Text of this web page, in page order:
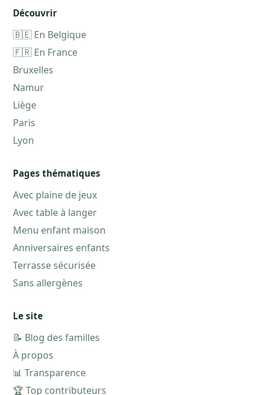
Découvrir
🇧🇪 En Belgique
🇫🇷 En France
Bruxelles
Namur
Liège
Paris
Lyon
Pages thématiques
Avec plaine de jeux
Avec table à langer
Menu enfant maison
Anniversaires enfants
Terrasse sécurisée
Sans allergènes
Le site
📝 Blog des familles
À propos
📊 Transparence
🏆 Top contributeurs